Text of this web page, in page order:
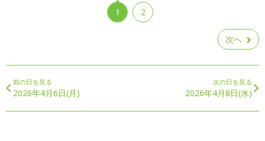
1 2
次へ
前の日を見る
2026年4月6日(月)
次の日を見る
2026年4月8日(水)